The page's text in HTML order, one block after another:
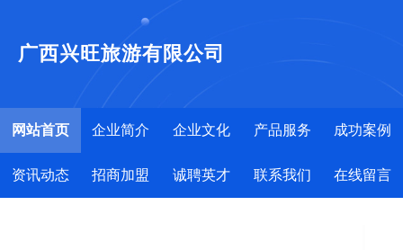
广西兴旺旅游有限公司
网站首页 企业简介 企业文化 产品服务 成功案例
资讯动态 招商加盟 诚聘英才 联系我们 在线留言